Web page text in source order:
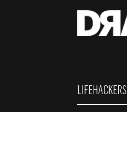
LIFEHACKERS